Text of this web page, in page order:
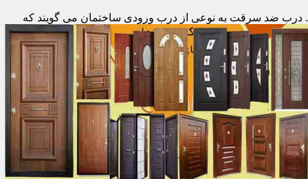
. درب ضد سرقت به نوعی از درب ورودی ساختمان می گویند که